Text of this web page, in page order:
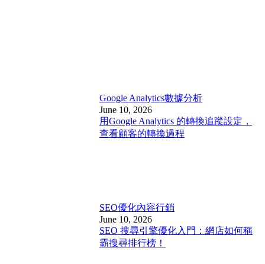
Google Analytics數據分析
June 10, 2026
用Google Analytics 的轉換追蹤設定，
查看顧客的轉換過程
SEO優化內容行銷
June 10, 2026
SEO 搜尋引擎優化入門：網店如何稱
霸搜尋排行榜！